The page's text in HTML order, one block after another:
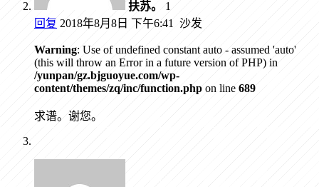
扶苏。 1
回复 2018年8月8日 下午6:41 沙发
Warning: Use of undefined constant auto - assumed 'auto'
(this will throw an Error in a future version of PHP) in
/yunpan/gz.bjguoyue.com/wp-
content/themes/zq/inc/function.php on line 689
求谱。谢您。